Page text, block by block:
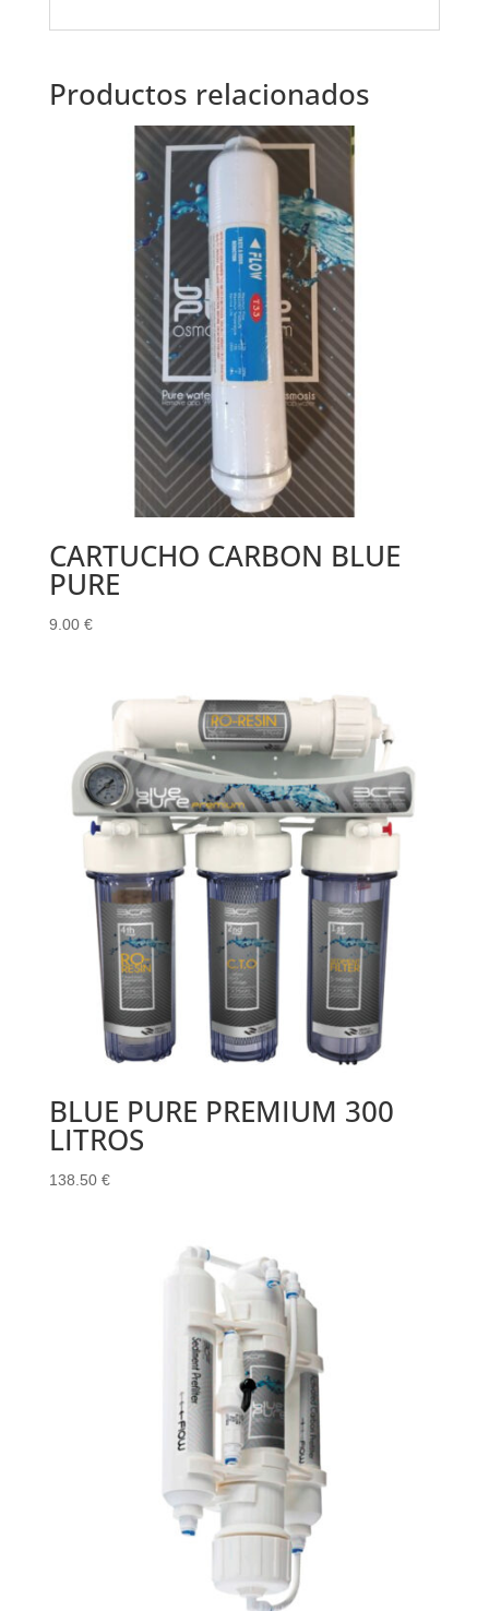
Productos relacionados
CARTUCHO CARBON BLUE
PURE
9.00 €
BLUE PURE PREMIUM 300
LITROS
138.50 €